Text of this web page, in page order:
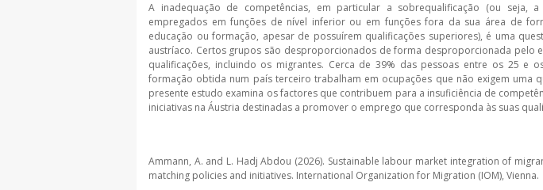
A inadequação de competências, em particular a sobrequalificação (ou seja,
empregados em funções de nível inferior ou em funções fora da sua área de
educação ou formação, apesar de possuírem qualificações superiores), é uma
austríaco. Certos grupos são desproporcionados de forma desproporcionada pelo
qualificações, incluindo os migrantes. Cerca de 39% das pessoas entre os 25 e
formação obtida num país terceiro trabalham em ocupações que não exigem uma
presente estudo examina os factores que contribuem para a insuficiência de
iniciativas na Áustria destinadas a promover o emprego que corresponda às suas
Ammann, A. and L. Hadj Abdou (2026). Sustainable labour market integration of
matching policies and initiatives. International Organization for Migration (IOM), Vienna.